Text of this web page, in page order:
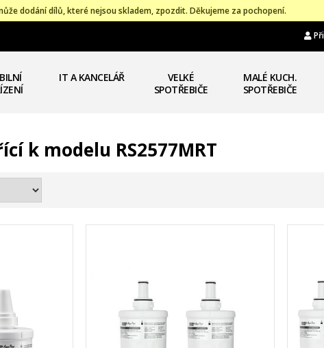
dodání dílů, které nejsou skladem, zpozdit. Děkujeme za pochopení.
IT A KANCELÁŘ
VELKÉ
SPOTŘEBIČE
MALÉ KUCH.
SPOTŘEBIČE
k modelu RS2577MRT